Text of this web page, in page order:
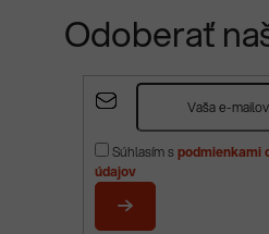
Odoberať
Súhlasím spodmienkami
údajov
PRIHLÁSIŤ